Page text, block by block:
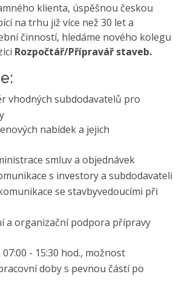
klienta, úspěšnou českou
na trhu již více než 30 let a
činností, hledáme nového kolegu
Rozpočtář/Přípravář staveb.
vhodných subdodavatelů pro
nabídek a jejich
smluv a objednávek
s investory a subdodavateli
se stavbyvedoucími při
a organizační podpora přípravy
- 15:30 hod., možnost
doby s pevnou částí po